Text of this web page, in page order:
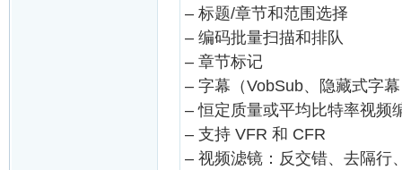
– 标题/章节和范围选择
– 编码批量扫描和排队
– 章节标记
– 字幕（VobSub、隐藏式字
– 恒定质量或平均比特率视频
– 支持 VFR 和 CFR
– 视频滤镜：反交错、去隔行